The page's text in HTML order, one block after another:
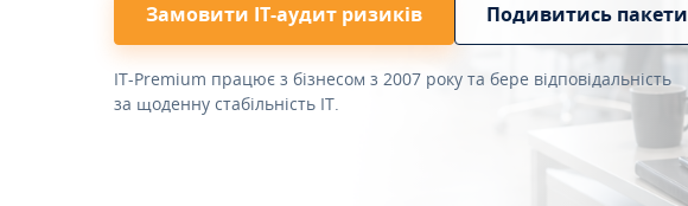
Замовити ІТ-аудит ризиків Подивитись пакети
IT-Premium працює з бізнесом з 2007 року та бере відповідальність
за щоденну стабільність IT.